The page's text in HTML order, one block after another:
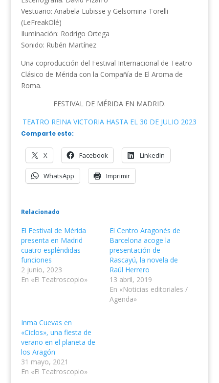
Vestuario: Anabela Lubisse y Gelsomina Torelli
(LeFreakOlé)
Iluminación: Rodrigo Ortega
Sonido: Rubén Martínez
Una coproducción del Festival Internacional de Teatro
Clásico de Mérida con la Compañía de El Aroma de
Roma.
FESTIVAL DE MÉRIDA EN MADRID.
TEATRO REINA VICTORIA HASTA EL 30 DE JULIO 2023
Comparte esto:
X Facebook LinkedIn
WhatsApp Imprimir
Relacionado
El Festival de Mérida
presenta en Madrid
cuatro espléndidas
funciones
2 junio, 2023
En «El Teatroscopio»
El Centro Aragonés de
Barcelona acoge la
presentación de
Rascayú, la novela de
Raúl Herrero
13 abril, 2019
En «Noticias editoriales /
Agenda»
Inma Cuevas en
«Ciclos», una fiesta de
verano en el planeta de
los Aragón
31 mayo, 2021
En «El Teatroscopio»